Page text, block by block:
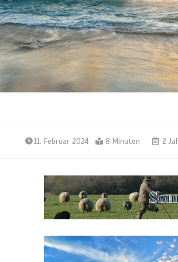
11. Februar 2024 8 Minuten 2